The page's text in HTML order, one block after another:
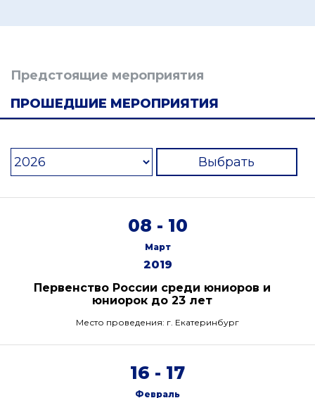
Предстоящие мероприятия
ПРОШЕДШИЕ МЕРОПРИЯТИЯ
Выбрать
08 - 10
Март
2019
Первенство России среди юниоров и
юниорок до 23 лет
Место проведения: г. Екатеринбург
16 - 17
Февраль